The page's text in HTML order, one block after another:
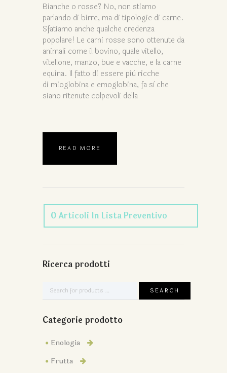
Bianche o rosse? No, non stiamo
parlando di birre, ma di tipologie di carne.
Sfatiamo anche qualche credenza
popolare! Le carni rosse sono ottenute da
animali come il bovino, quale vitello,
vitellone, manzo, bue e vacche, e la carne
equina. Il fatto di essere più ricche
di mioglobina e emoglobina, fa sì che
siano ritenute colpevoli della
READ MORE
0Articoli In Lista Preventivo
Ricerca prodotti
Categorie prodotto
Enologia
Frutta